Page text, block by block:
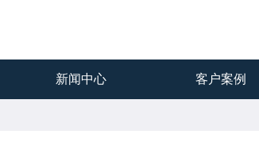
新闻中心 客户案例